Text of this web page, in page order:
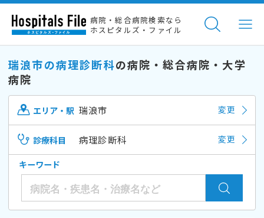
病院・総合病院検索なら
ホスピタルズ・ファイル
瑞浪市の病理診断科の病院・総合病院・大学
病院
エリア・駅 瑞浪市 変更
診療科目 病理診断科 変更
キーワード